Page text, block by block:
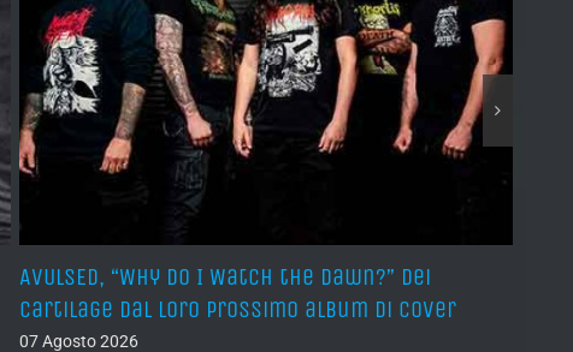
AVULSED, “Why Do I Watch the Dawn?” dei
Cartilage dal loro prossimo album di cover
07 Agosto 2026